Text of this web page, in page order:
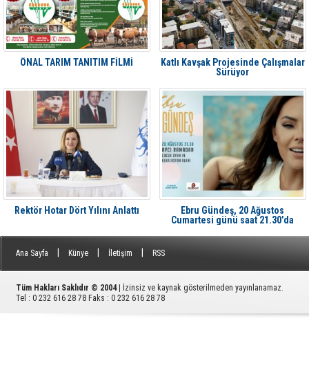
ÖNAL TARIM TANITIM FİLMİ
Katlı Kavşak Projesinde Çalışmalar
Sürüyor
Rektör Hotar Dört Yılını Anlattı
Ebru Gündeş, 20 Ağustos
Cumartesi günü saat 21.30’da
Ana Sayfa Künye İletişim RSS
Tüm Hakları Saklıdır © 2004| İzinsiz ve kaynak gösterilmeden yayınlanamaz.
Tel : 0 232 616 28 78 Faks : 0 232 616 28 78